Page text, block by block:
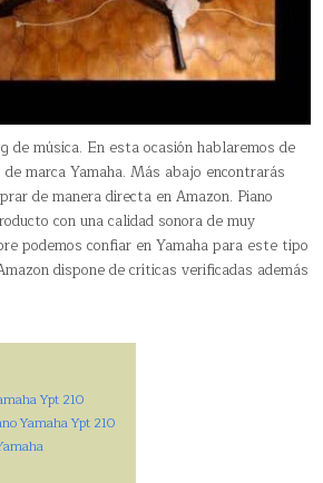
de música. En esta ocasión hablaremos de
de marca Yamaha. Más abajo encontrarás
de manera directa en Amazon. Piano
con una calidad sonora de muy
podemos confiar en Yamaha para este tipo
dispone de críticas verificadas además
Ypt 210
Yamaha Ypt 210